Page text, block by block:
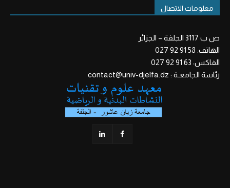
معلومات الاتصال
ص ب 3117 الجلفة – الجزائر
الهاتف: 58 91 92 027
الفاكس: 63 91 92 027
رئاسة الجامعـة : contact@univ-djelfa.dz